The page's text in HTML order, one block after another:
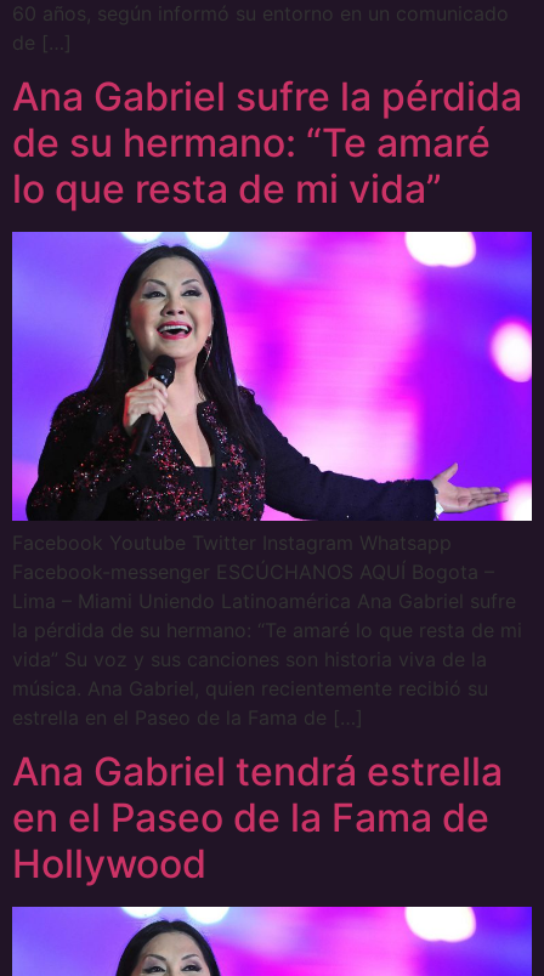
60 años, según informó su entorno en un comunicado
de […]
Ana Gabriel sufre la pérdida
de su hermano: “Te amaré
lo que resta de mi vida”
Facebook Youtube Twitter Instagram Whatsapp
Facebook-messenger ESCÚCHANOS AQUÍ Bogota –
Lima – Miami Uniendo Latinoamérica Ana Gabriel sufre
la pérdida de su hermano: “Te amaré lo que resta de mi
vida” Su voz y sus canciones son historia viva de la
música. Ana Gabriel, quien recientemente recibió su
estrella en el Paseo de la Fama de […]
Ana Gabriel tendrá estrella
en el Paseo de la Fama de
Hollywood